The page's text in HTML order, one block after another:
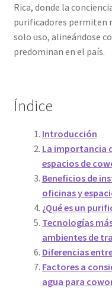
Rica, donde la
purificadores permiten
solo uso, alineándose
predominan en el país.
Índice
Introducción
La importancia
espacios de
Beneficios de
oficinas y
¿Qué es un
Tecnologías
ambientes de
Diferencias
Factores a
agua para